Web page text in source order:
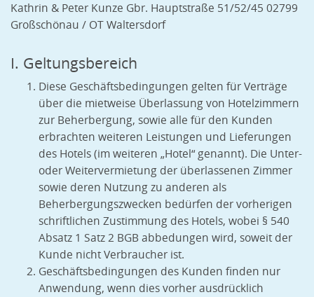
Kathrin & Peter Kunze Gbr. Hauptstraße 51/52/45 02799
Großschönau / OT Waltersdorf
I. Geltungsbereich
Diese Geschäftsbedingungen gelten für Verträge
über die mietweise Überlassung von Hotelzimmern
zur Beherbergung, sowie alle für den Kunden
erbrachten weiteren Leistungen und Lieferungen
des Hotels (im weiteren „Hotel“ genannt). Die Unter-
oder Weitervermietung der überlassenen Zimmer
sowie deren Nutzung zu anderen als
Beherbergungszwecken bedürfen der vorherigen
schriftlichen Zustimmung des Hotels, wobei § 540
Absatz 1 Satz 2 BGB abbedungen wird, soweit der
Kunde nicht Verbraucher ist.
Geschäftsbedingungen des Kunden finden nur
Anwendung, wenn dies vorher ausdrücklich